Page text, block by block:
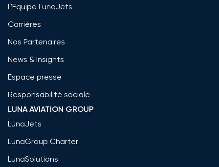
L'Equipe LunaJets
Carrières
Nos Partenaires
News & Insights
Espace presse
Responsabilité sociale
LUNA AVIATION GROUP
LunaJets
LunaGroup Charter
LunaSolutions